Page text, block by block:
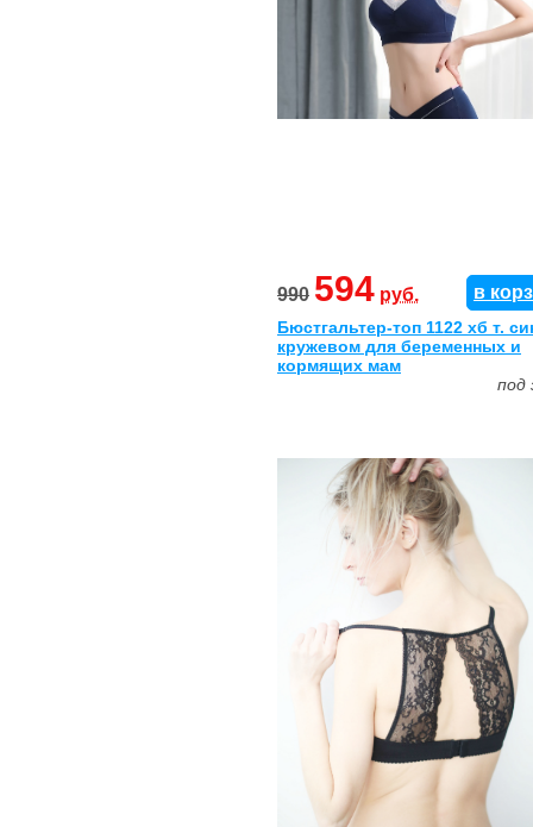
990 594 руб. в
Бюстгальтер-топ 1122 хб т.
кружевом для беременных и
кормящих мам
под